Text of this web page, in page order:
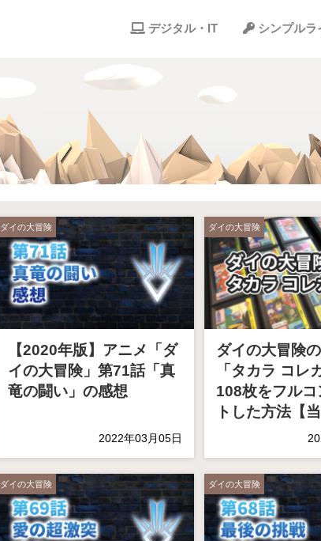
デジタル・IT シンプルラ
ダイの大冒険
【2020年版】アニメ「ダ
イの大冒険」第71話「真
竜の闘い」の感想
2022年03月05日
ダイの大冒険
ダイの大冒険
「タカラ コレ
108枚をフルコ
トした方法【当
ダイの大冒険 ダイの大冒険